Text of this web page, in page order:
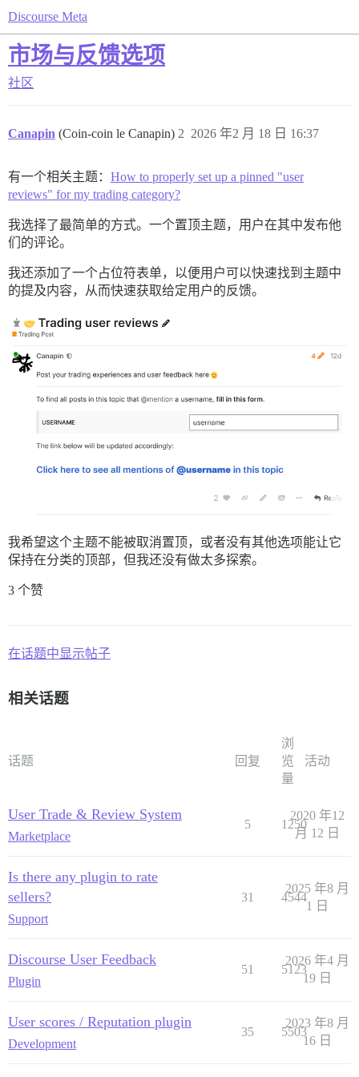
Discourse Meta
市场与反馈选项
社区
Canapin (Coin-coin le Canapin) 2026 年2 月 18 日 16:37
2
有一个相关主题： How to properly set up a pinned "user
reviews" for my trading category?
我选择了最简单的方式。一个置顶主题，用户在其中发布他
们的评论。
我还添加了一个占位符表单，以便用户可以快速找到主题中
的提及内容，从而快速获取给定用户的反馈。
我希望这个主题不能被取消置顶，或者没有其他选项能让它
保持在分类的顶部，但我还没有做太多探索。
3 个赞
在话题中显示帖子
相关话题
话题 回复
浏
览
量
活动
User Trade & Review System
Marketplace
5 1250
2020 年12
月 12 日
Is there any plugin to rate
sellers?
Support
31 4544
2025 年8 月
1 日
Discourse User Feedback
Plugin
51 5123
2026 年4 月
19 日
User scores / Reputation plugin
Development
35 5503
2023 年8 月
16 日